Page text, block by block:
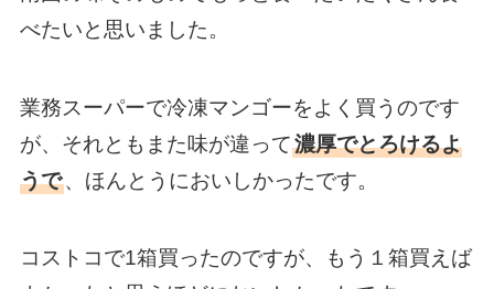
べたいと思いました。
業務スーパーで冷凍マンゴーをよく買うのです
が、それともまた味が違って濃厚でとろけるよ
うで、ほんとうにおいしかったです。
コストコで1箱買ったのですが、もう１箱買えば